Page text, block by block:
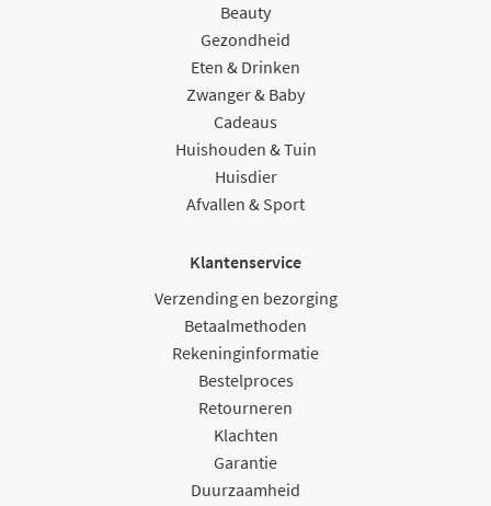
Beauty
Gezondheid
Eten & Drinken
Zwanger & Baby
Cadeaus
Huishouden & Tuin
Huisdier
Afvallen & Sport
Klantenservice
Verzending en bezorging
Betaalmethoden
Rekeninginformatie
Bestelproces
Retourneren
Klachten
Garantie
Duurzaamheid